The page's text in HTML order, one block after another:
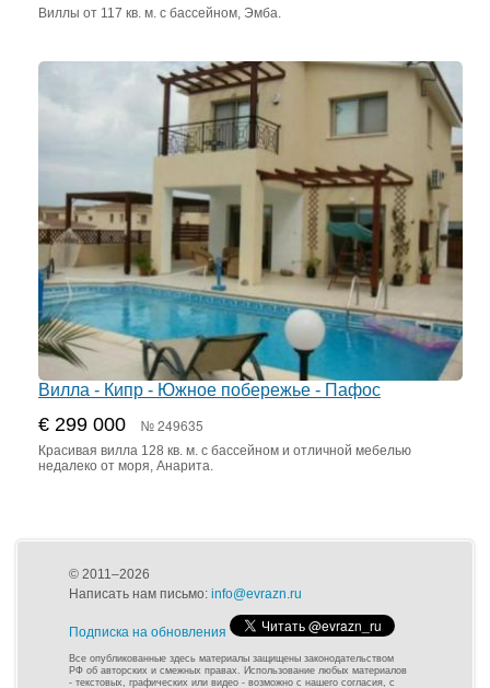
Виллы от 117 кв. м. с бассейном, Эмба.
Вилла - Кипр - Южное побережье - Пафос
€ 299 000 № 249635
Красивая вилла 128 кв. м. с бассейном и отличной мебелью
недалеко от моря, Анарита.
© 2011–2026
Написать нам письмо: info@evrazn.ru
Подписка на обновления
Все опубликованные здесь материалы защищены законодательством
РФ об авторских и смежных правах. Использование любых материалов
- текстовых, графических или видео - возможно с нашего согласия, с